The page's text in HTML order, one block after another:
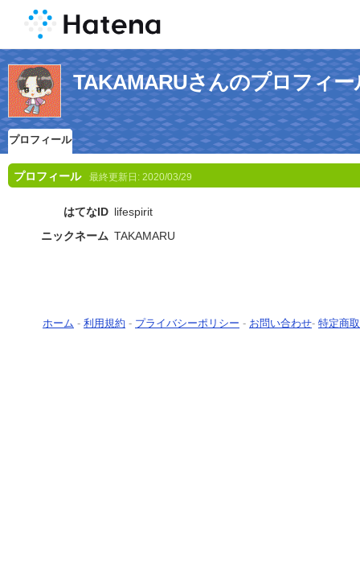
TAKAMARUさんのプロフィー
プロフィール
プロフィール 最終更新日: 2020/03/29
はてなID lifespirit
ニックネーム TAKAMARU
ホーム - 利用規約 - プライバシーポリシー - お問い合わせ- 特定商